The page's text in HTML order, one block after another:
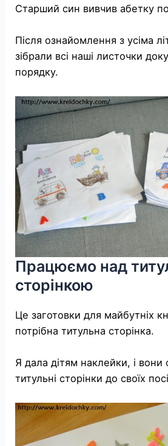
Старший син вивчив абетку
Після ознайомлення з усіма
зібрали всі наші листочки
порядку.
Працюємо над
сторінкою
Це заготовки для майбутніх
потрібна титульна сторінка.
Я дала дітям наклейки, і
титульні сторінки до своїх